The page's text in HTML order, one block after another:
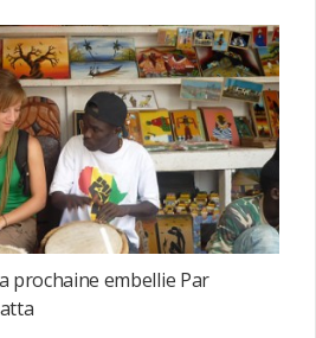
prochaine embellie Par